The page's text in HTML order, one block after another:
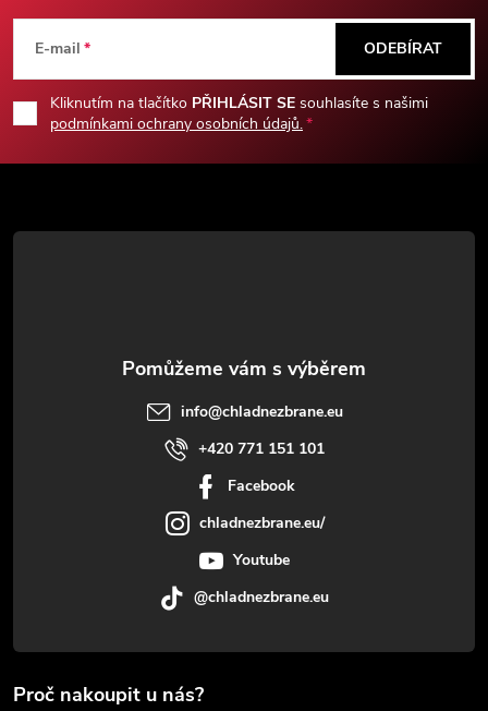
p
a
E-mail
Kliknutím na tlačítko PŘIHLÁSIT SE souhlasíte s našimi
podmínkami ochrany osobních údajů.
ODEBÍRAT
info@chladnezbrane.eu
+420 771 151 101
Facebook
chladnezbrane.eu/
Youtube
@chladnezbrane.eu
Proč nakoupit u nás?